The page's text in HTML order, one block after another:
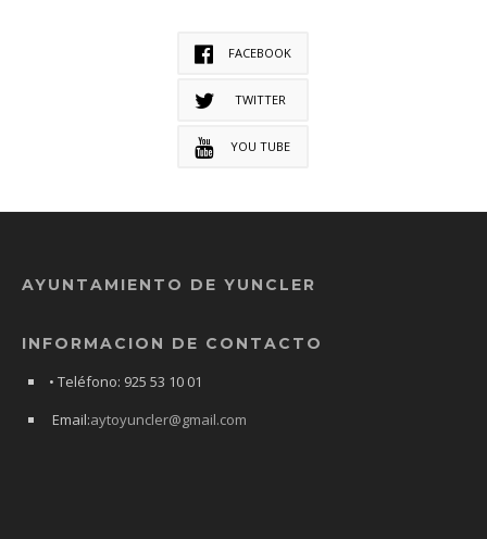
FACEBOOK
TWITTER
YOU TUBE
AYUNTAMIENTO DE YUNCLER
INFORMACION DE CONTACTO
• Teléfono: 925 53 10 01
Email:aytoyuncler@gmail.com